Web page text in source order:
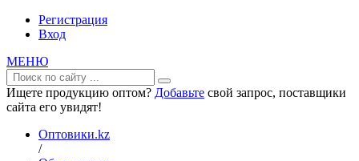
Регистрация
Вход
МЕНЮ
Ищете продукцию оптом? Добавьте свой запрос, поставщики
сайта его увидят!
Оптовики.kz
/